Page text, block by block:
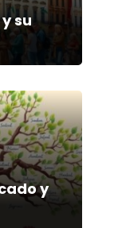
su
y